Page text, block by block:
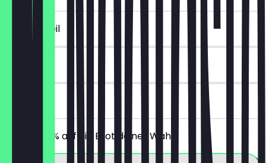
~2 € Vorteil
Erhalte 30% auf ein Brot deiner Wahl.